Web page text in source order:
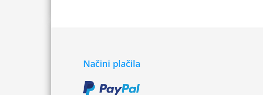
Načini plačila